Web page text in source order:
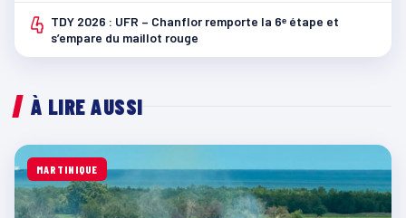
4 TDY 2026 : UFR – Chanflor remporte la 6ᵉ étape et
s’empare du maillot rouge
À LIRE AUSSI
MARTINIQUE